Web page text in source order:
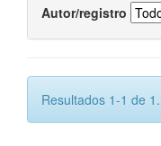
Autor/registro
Resultados 1-1 de 1.